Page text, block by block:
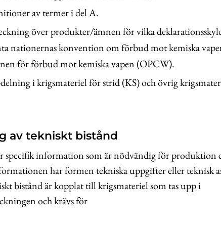
av termer i del A.
över produkter/ämnen för vilka
nationernas konvention om förbud mot kemiska
för förbud mot kemiska vapen (OPCW).
i krigsmateriel för strid (KS) och övrig
av tekniskt bistånd
specifik information som är nödvändig för produktion
har formen tekniska uppgifter eller teknisk
bistånd är kopplat till krigsmateriel som tas upp i
och krävs för